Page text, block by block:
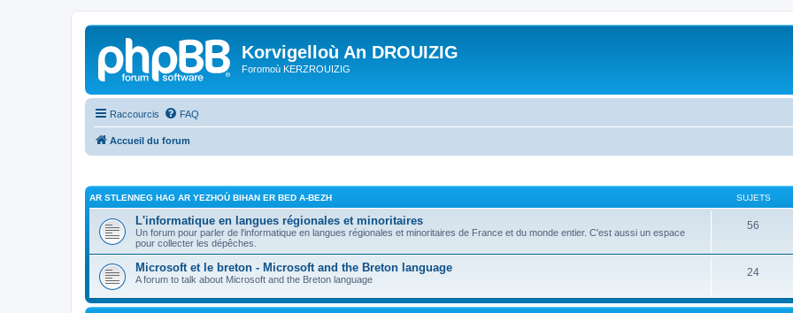
Korvigelloù An DROUIZIG
Foromoù KERZROUIZIG
Raccourcis FAQ
Accueil du forum
AR STLENNEG HAG AR YEZHOÙ BIHAN ER BED A-BEZH SUJETS
L'informatique en langues régionales et minoritaires
Un forum pour parler de l'informatique en langues régionales et minoritaires de France et du monde entier. C'est aussi un espace
pour collecter les dépêches.
56
Microsoft et le breton - Microsoft and the Breton language
A forum to talk about Microsoft and the Breton language
24